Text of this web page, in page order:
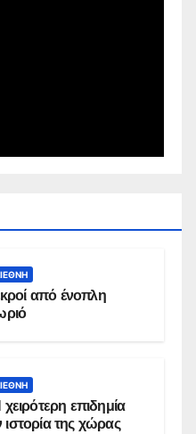
από ένοπλη
επιδημία
της χώρας